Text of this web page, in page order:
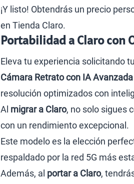
¡Y listo! Obtendrás un precio
en Tienda Claro.
Portabilidad a Claro con
Eleva tu experiencia solicitando tu
Cámara Retrato con IA Avanzada
resolución optimizados con
Al migrar a Claro, no solo sigues
con un rendimiento excepcional.
Este modelo es la elección
respaldado por la red 5G más
Además, al portar a Claro,